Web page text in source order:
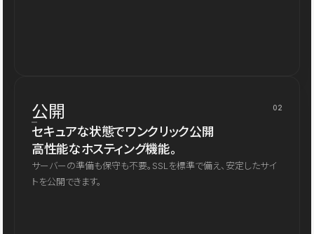
公開 02
セキュアな状態でワンクリック公開
高性能なホスティング機能。
サーバーの準備も保守も不要。SSLを標準で備え、安定したサイ
トを公開できます。